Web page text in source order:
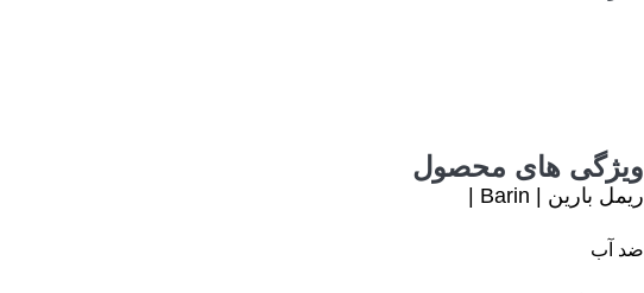
ویژگی های محصول
ریمل بارین | Barin |
ضد آب